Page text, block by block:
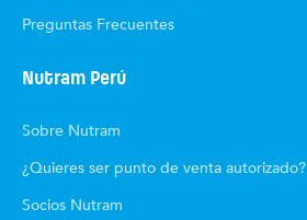
Preguntas Frecuentes
Nutram Perú
Sobre Nutram
¿Quieres ser punto de venta autorizado?
Socios Nutram